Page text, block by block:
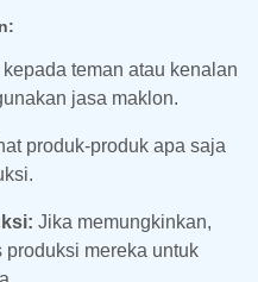
teman atau kenalan
jasa maklon.
produk-produk apa saja
Jika memungkinkan,
mereka untuk